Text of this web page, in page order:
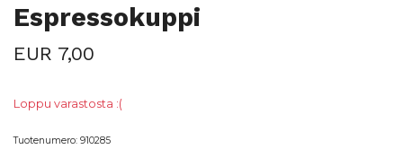
Espressokuppi
EUR 7,00
Loppu varastosta :(
Tuotenumero: 910285